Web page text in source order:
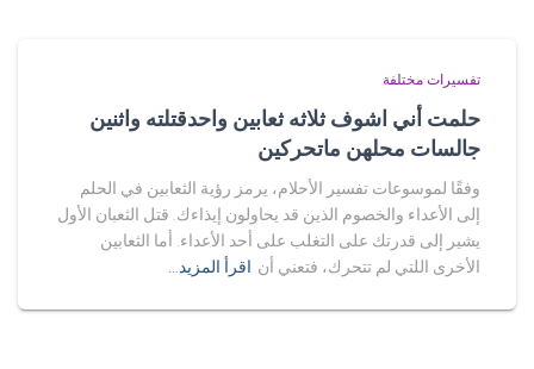
تفسيرات مختلفة
حلمت أني اشوف ثلاثه ثعابين واحدقتلته واثنين
جالسات محلهن ماتحركين
وفقًا لموسوعات تفسير الأحلام، يرمز رؤية الثعابين في الحلم
إلى الأعداء والخصوم الذين قد يحاولون إيذاءك. قتل الثعبان الأول
يشير إلى قدرتك على التغلب على أحد الأعداء. أما الثعابين
الأخرى اللتي لم تتحرك، فتعني أن اقرأ المزيد…